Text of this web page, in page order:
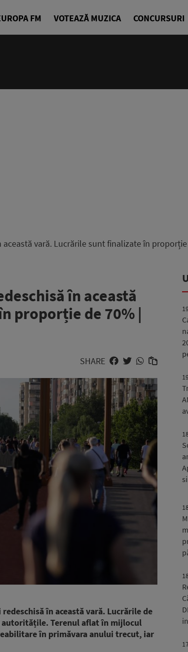
FM VOTEAZĂ MUZICA CONCURSURI
vară. Lucrările sunt finalizate în proporție
în această
proporție de 70% |
SHARE
în această vară. Lucrările de
Terenul aflat în mijlocul
în primăvara anului trecut, iar